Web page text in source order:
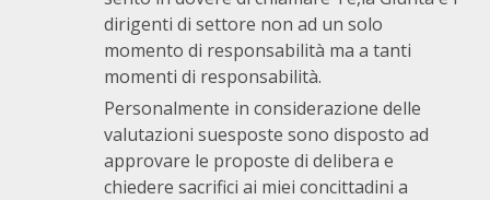
dirigenti di settore non ad un solo
momento di responsabilità ma a tanti
momenti di responsabilità.
Personalmente in considerazione delle
valutazioni suesposte sono disposto ad
approvare le proposte di delibera e
chiedere sacrifici ai miei concittadini a